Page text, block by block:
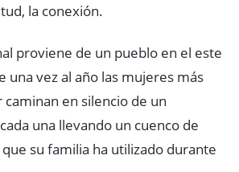
la conexión.
proviene de un pueblo en el este
una vez al año las mujeres más
caminan en silencio de un
una llevando un cuenco de
su familia ha utilizado durante